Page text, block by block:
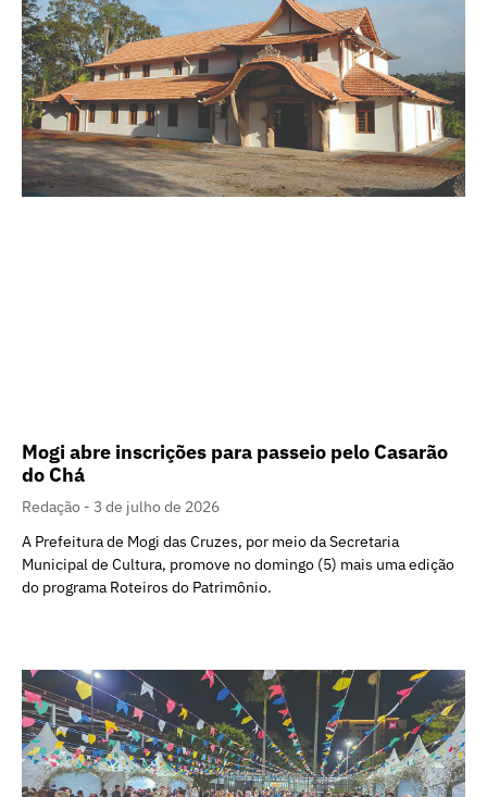
Mogi abre inscrições para passeio pelo Casarão
do Chá
Redação
3 de julho de 2026
A Prefeitura de Mogi das Cruzes, por meio da Secretaria
Municipal de Cultura, promove no domingo (5) mais uma edição
do programa Roteiros do Patrimônio.